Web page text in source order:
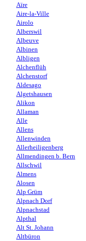
Aïre
Aire-la-Ville
Airolo
Alberswil
Albeuve
Albinen
Albligen
Alchenflüh
Alchenstorf
Aldesago
Algetshausen
Alikon
Allaman
Alle
Allens
Allenwinden
Allerheiligenberg
Allmendingen b. Bern
Allschwil
Almens
Alosen
Alp Grüm
Alpnach Dorf
Alpnachstad
Alpthal
Alt St. Johann
Altbüron